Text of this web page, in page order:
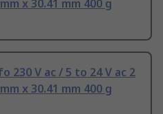
x 30.41 mm 400 g
230 V ac / 5 to 24 V ac 2
x 30.41 mm 400 g